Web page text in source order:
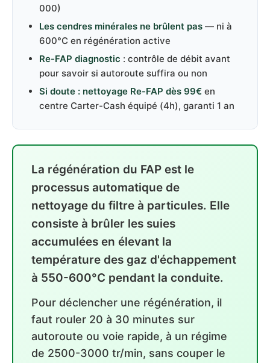
000)
Les cendres minérales ne brûlent pas — ni à
600°C en régénération active
Re-FAP diagnostic : contrôle de débit avant
pour savoir si autoroute suffira ou non
Si doute : nettoyage Re-FAP dès 99€ en
centre Carter-Cash équipé (4h), garanti 1 an
La régénération du FAP est le
processus automatique de
nettoyage du filtre à particules. Elle
consiste à brûler les suies
accumulées en élevant la
température des gaz d'échappement
à 550-600°C pendant la conduite.
Pour déclencher une régénération, il
faut rouler 20 à 30 minutes sur
autoroute ou voie rapide, à un régime
de 2500-3000 tr/min, sans couper le